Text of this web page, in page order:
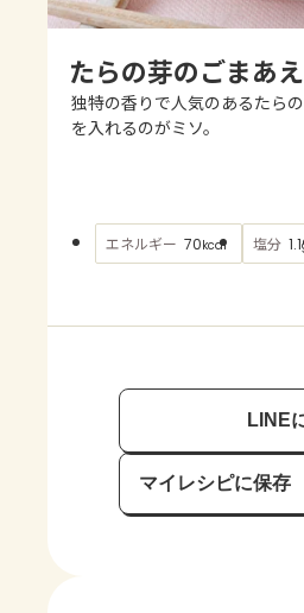
よくあるお問い合わせ
AJINOMOTO PARK とは
たらの芽のごまあえ
独特の香りで人気のあるたら
を入れるのがミソ。
エネルギー 70kcal 塩分 1.1
LINE
マイレシピに保存
保存済み